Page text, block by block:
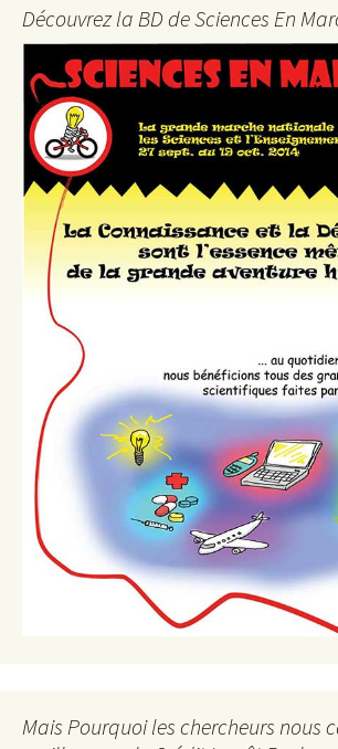
Découvrez la BD de Sciences En
Mais Pourquoi les chercheurs nous